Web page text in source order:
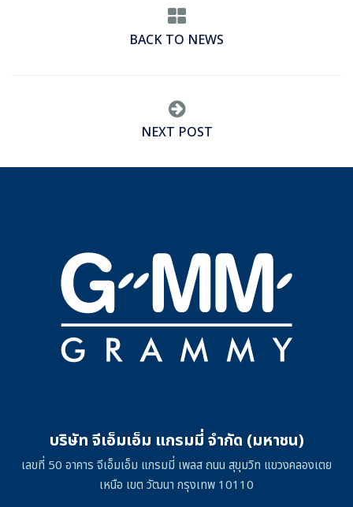
BACK TO NEWS
NEXT POST
บริษัท จีเอ็มเอ็ม แกรมมี่ จำกัด (มหาชน)
เลขที่ 50 อาคาร จีเอ็มเอ็ม แกรมมี่ เพลส ถนน สุขุมวิท แขวงคลองเตย
เหนือ เขต วัฒนา กรุงเทพ 10110